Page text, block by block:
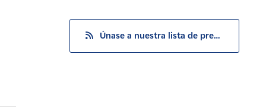
Únase a nuestra lista de prensa